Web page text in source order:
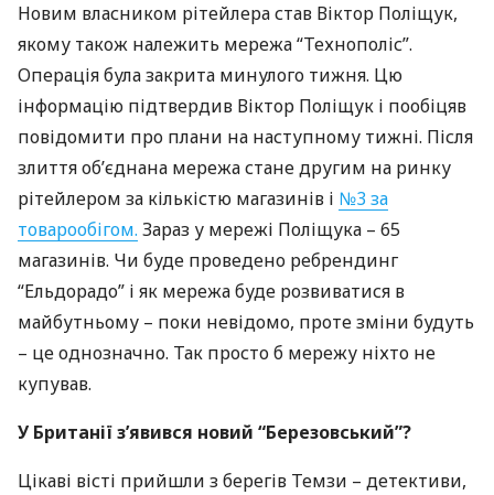
Новим власником рітейлера став Віктор Поліщук,
якому також належить мережа “Технополіс”.
Операція була закрита минулого тижня. Цю
інформацію підтвердив Віктор Поліщук і пообіцяв
повідомити про плани на наступному тижні. Після
злиття об’єднана мережа стане другим на ринку
рітейлером за кількістю магазинів і №3 за
товарообігом. Зараз у мережі Поліщука – 65
магазинів. Чи буде проведено ребрендинг
“Ельдорадо” і як мережа буде розвиватися в
майбутньому – поки невідомо, проте зміни будуть
– це однозначно. Так просто б мережу ніхто не
купував.
У Британії з’явився новий “Березовський”?
Цікаві вісті прийшли з берегів Темзи – детективи,